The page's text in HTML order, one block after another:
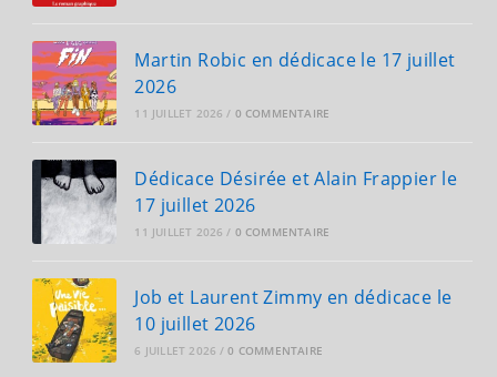
Martin Robic en dédicace le 17 juillet
2026
11 JUILLET 2026 / 0 COMMENTAIRE
Dédicace Désirée et Alain Frappier le
17 juillet 2026
11 JUILLET 2026 / 0 COMMENTAIRE
Job et Laurent Zimmy en dédicace le
10 juillet 2026
6 JUILLET 2026 / 0 COMMENTAIRE